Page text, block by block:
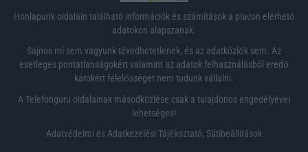
Honlapunk oldalain található információk és számítások a piacon elérhető
adatokon alapszanak.
Sajnos mi sem vagyunk tévedhetetlenek, és az adatközlők sem. Az
esetleges pontatlanságokért valamint az adatok felhasználásból eredő
károkért felelősséget nem tudunk vállalni.
A Telefonguru oldalainak másodközlése csak a tulajdonos engedélyével
lehetséges!
Adatvédelmi és Adatkezelési Tájékoztató, Sütibeállítások